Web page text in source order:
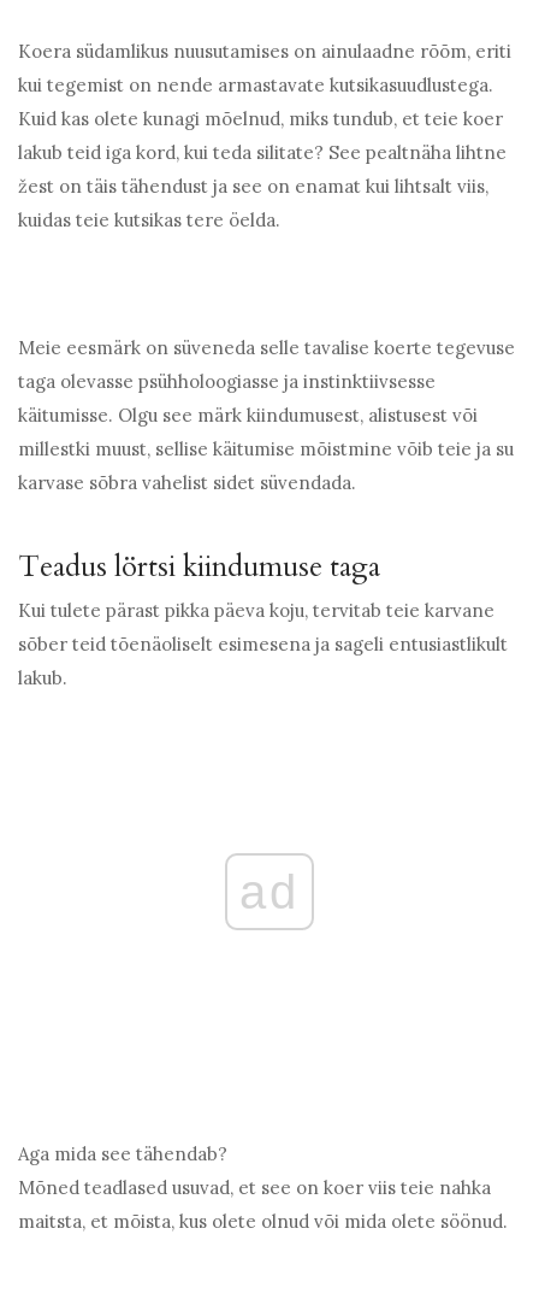
Koera südamlikus nuusutamises on ainulaadne rõõm, eriti
kui tegemist on nende armastavate kutsikasuudlustega.
Kuid kas olete kunagi mõelnud, miks tundub, et teie koer
lakub teid iga kord, kui teda silitate? See pealtnäha lihtne
žest on täis tähendust ja see on enamat kui lihtsalt viis,
kuidas teie kutsikas tere öelda.
Meie eesmärk on süveneda selle tavalise koerte tegevuse
taga olevasse psühholoogiasse ja instinktiivsesse
käitumisse. Olgu see märk kiindumusest, alistusest või
millestki muust, sellise käitumise mõistmine võib teie ja su
karvase sõbra vahelist sidet süvendada.
Teadus lörtsi kiindumuse taga
Kui tulete pärast pikka päeva koju, tervitab teie karvane
sõber teid tõenäoliselt esimesena ja sageli entusiastlikult
lakub.
ad
Aga mida see tähendab?
Mõned teadlased usuvad, et see on koer viis teie nahka
maitsta, et mõista, kus olete olnud või mida olete söönud.